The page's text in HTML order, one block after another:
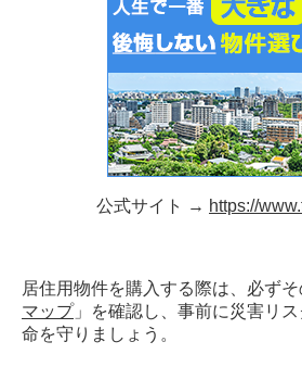
公式サイト → https://
居住用物件を購入する際は、必ずそ
マップ」を確認し、事前に災害リ
命を守りましょう。